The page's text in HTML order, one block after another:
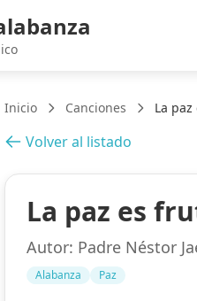
Inicio Canciones La
Volver al listado
La paz es
Autor: Padre Néstor
Alabanza Paz